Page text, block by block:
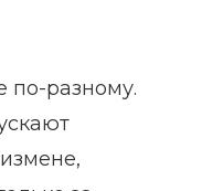
по-разному.